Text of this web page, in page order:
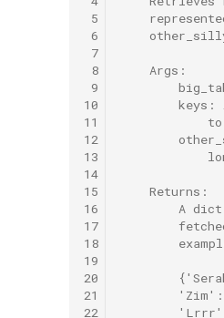
5
6
7
8
9
10
11
12
13
14
15
16
17
18
19
20
21
22
    Args:
keys:
to
    Returns:
A